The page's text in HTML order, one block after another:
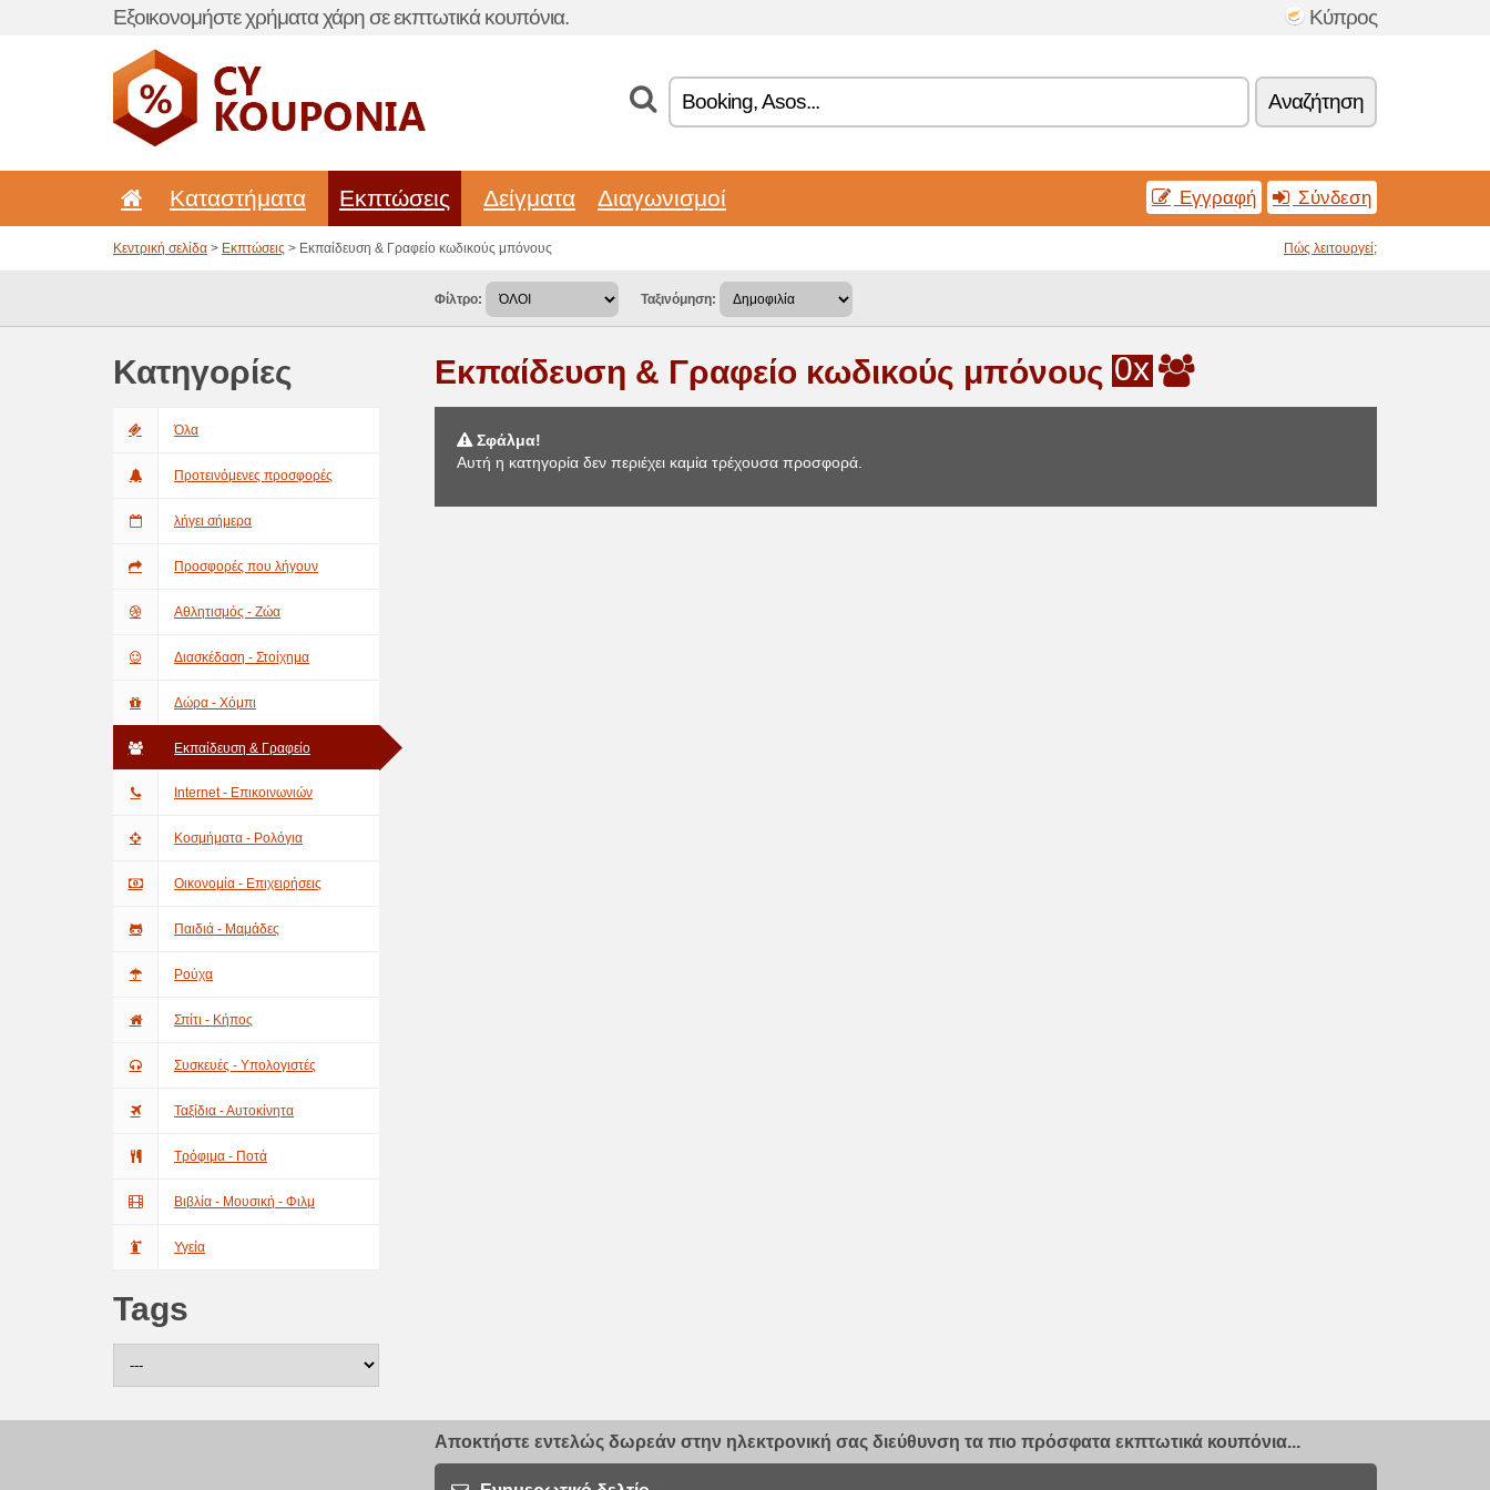
Εξοικονομήστε χρήματα χάρη σε εκπτωτικά κουπόνια. Κύπρος
Αναζήτηση
Καταστήματα Εκπτώσεις Δείγματα Διαγωνισμοί Εγγραφή Σύνδεση
Κεντρική σελίδα > Εκπτώσεις > Εκπαίδευση & Γραφείο κωδικούς μπόνους Πώς λειτουργεί;
Φίλτρο: Ταξινόμηση:
Κατηγορίες
Όλα
Προτεινόμενες προσφορές
λήγει σήμερα
Προσφορές που λήγουν
Αθλητισμός - Ζώα
Διασκέδαση - Στοίχημα
Δώρα - Χόμπι
Εκπαίδευση & Γραφείο
Internet - Επικοινωνιών
Κοσμήματα - Ρολόγια
Οικονομία - Επιχειρήσεις
Παιδιά - Μαμάδες
Ρούχα
Σπίτι - Κήπος
Συσκευές - Υπολογιστές
Ταξίδια - Αυτοκίνητα
Τρόφιμα - Ποτά
Βιβλία - Μουσική - Φιλμ
Υγεία
Tags
Εκπαίδευση & Γραφείο κωδικούς μπόνους 0x
Σφάλμα!
Αυτή η κατηγορία δεν περιέχει καμία τρέχουσα προσφορά.
Αποκτήστε εντελώς δωρεάν στην ηλεκτρονική σας διεύθυνση τα πιο πρόσφατα εκπτωτικά κουπόνια...